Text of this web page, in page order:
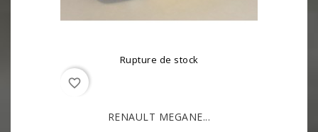
Rupture de stock
favorite_border
RENAULT MEGANE...